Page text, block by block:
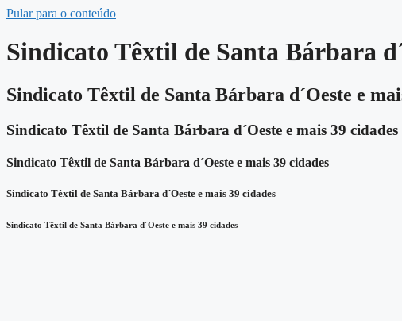
Pular para o conteúdo
Sindicato Têxtil de Santa Bárbara
Sindicato Têxtil de Santa Bárbara d´Oeste e
Sindicato Têxtil de Santa Bárbara d´Oeste e mais 39 cidades
Sindicato Têxtil de Santa Bárbara d´Oeste e mais 39 cidades
Sindicato Têxtil de Santa Bárbara d´Oeste e mais 39 cidades
Sindicato Têxtil de Santa Bárbara d´Oeste e mais 39 cidades